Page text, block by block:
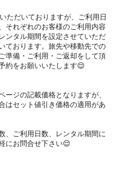
ただいておりますが、ご利用日
それぞれのお客様のご利用内容
ンタル期間を設定させていただ
ております。旅先や移動先での
準備・ご利用・ご返却をして頂
約をお願いいたします😌
ジの記載価格となりますが、
はセット値引き価格の適用があ
、ご利用日数、レンタル期間に
にお問合せ下さい😌